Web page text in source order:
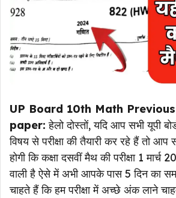
UP Board 10th Math
paper: हेलो दोस्तों, यदि आप सभी यूपी
विषय से परीक्षा की तैयारी कर रहे हैं तो आप
होगी कि कक्षा दसवीं मैथ की परीक्षा 1
वाली है ऐसे में अभी आपके पास 5 दिन का
चाहते हैं कि हम परीक्षा में अच्छे अंक लाने